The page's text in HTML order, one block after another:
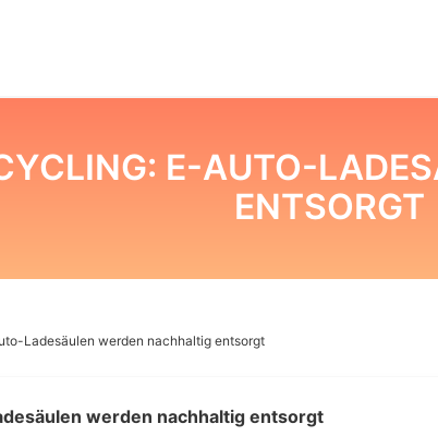
E-AUTO-
NTSORGT
Ladesäulen werden nachhaltig entsorgt
werden nachhaltig entsorgt